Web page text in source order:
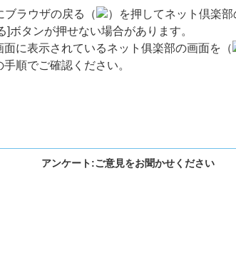
ブラウザの戻る（
）を押してネット倶楽
]ボタンが押せない場合があります。
に表示されているネット俱楽部の画面を（
順でご確認ください。
アンケート:ご意見をお聞かせください